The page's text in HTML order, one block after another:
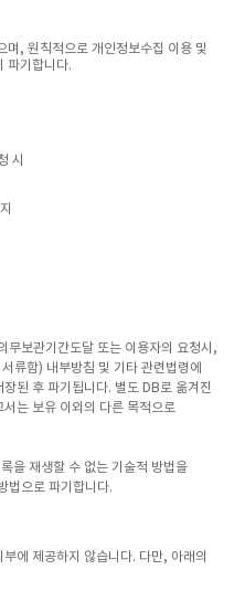
며, 원칙적으로 개인정보수집 이용 및
파기합니다.
시
무보관기간도달 또는 이용자의 요청시,
류함) 내부방침 및 기타 관련법령에
된 후 파기됩니다. 별도 DB로 옮겨진
는 보유 이외의 다른 목적으로
을 재생할 수 없는 기술적 방법을
법으로 파기합니다.
에 제공하지 않습니다. 다만, 아래의